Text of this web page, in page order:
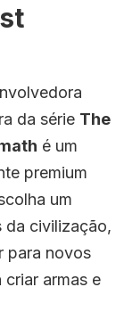
da série The
é um
premium
um
da civilização,
para novos
armas e